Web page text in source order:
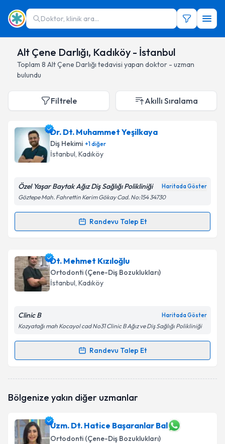
Doktor, klinik ara...
Alt Çene Darlığı, Kadıköy - İstanbul
Toplam 8 Alt Çene Darlığı tedavisi yapan doktor - uzman
bulundu
Filtrele Akıllı Sıralama
Dr. Dt. Muhammet Yeşilkaya
Diş Hekimi +1diğer
İstanbul, Kadıköy
Özel Yaşar Baytak Ağız Diş Sağlığı Polikliniği Haritada Göster
Göztepe Mah. Fahrettin Kerim Gökay Cad. No:154 34730
Randevu Talep Et
Randevu Takvimi Talebi
Dr. Dt. Muhammet Yeşilkaya
talebi oluşturun. Size bu uzmandan randevu almanız
için bir takvim hazırlandığında e-posta ile
bilgilendireceğiz.
Kişisel verilerimin işlenmesine ilişkinAydınlatma
kapsamda işlenmesini kabul ediyorum.
Dt. Mehmet Kızıloğlu
Ortodonti (Çene-Diş Bozuklukları)
İstanbul, Kadıköy
Clinic B Haritada Göster
Kozyatağı mah Kocayol cad No31 Clinic B Ağız ve Diş Sağlığı Polikliniği
Randevu Talep Et
Randevu Takvimi Talebi
oluşturun. Size bu uzmandan randevu almanız için bir
E-posta Adresiniz
Bölgenize yakın diğer uzmanlar
Uzm. Dt. Hatice Başaranlar Bal
Ortodonti (Çene-Diş Bozuklukları)